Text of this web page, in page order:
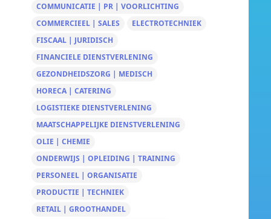
COMMUNICATIE | PR | VOORLICHTING
COMMERCIEEL | SALES
ELECTROTECHNIEK
FISCAAL | JURIDISCH
FINANCIELE DIENSTVERLENING
GEZONDHEIDSZORG | MEDISCH
HORECA | CATERING
LOGISTIEKE DIENSTVERLENING
MAATSCHAPPELIJKE DIENSTVERLENING
OLIE | CHEMIE
ONDERWIJS | OPLEIDING | TRAINING
PERSONEEL | ORGANISATIE
PRODUCTIE | TECHNIEK
RETAIL | GROOTHANDEL